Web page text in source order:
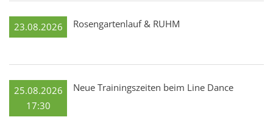
23.08.2026 Rosengartenlauf & RUHM
25.08.2026
17:30
Neue Trainingszeiten beim Line Dance